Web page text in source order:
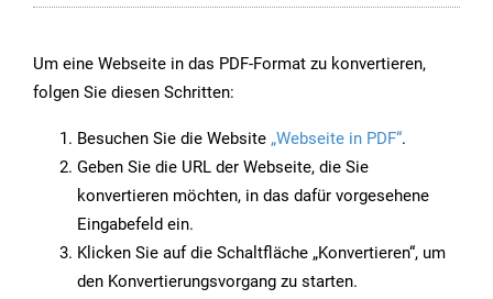
Um eine Webseite in das PDF-Format zu konvertieren,
folgen Sie diesen Schritten:
Besuchen Sie die Website „Webseite in PDF“.
Geben Sie die URL der Webseite, die Sie
konvertieren möchten, in das dafür vorgesehene
Eingabefeld ein.
Klicken Sie auf die Schaltfläche „Konvertieren“, um
den Konvertierungsvorgang zu starten.